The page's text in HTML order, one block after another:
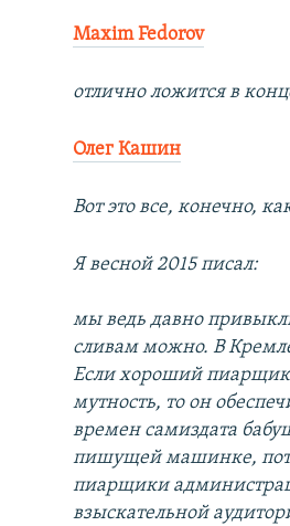
Maxim Fedorov
отлично ложится в
Олег Кашин
Вот это все, конечно,
Я весной 2015 писал:
мы ведь давно
сливам можно. В
Если хороший пиарщик
мутность, то он
времен самиздата
пишущей машинке,
пиарщики
взыскательной